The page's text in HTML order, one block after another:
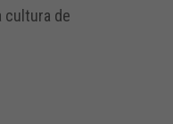
cultura de